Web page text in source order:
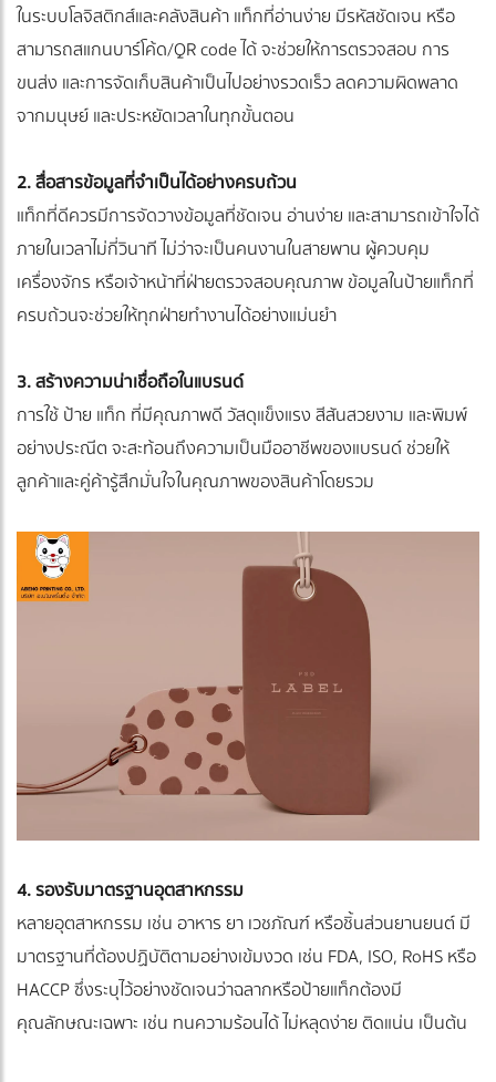
ในระบบโลจิสติกส์และคลังสินค้า แท็กที่อ่านง่าย มีรหัสชัดเจน หรือ
สามารถสแกนบาร์โค้ด/QR code ได้ จะช่วยให้การตรวจสอบ การ
ขนส่ง และการจัดเก็บสินค้าเป็นไปอย่างรวดเร็ว ลดความผิดพลาด
จากมนุษย์ และประหยัดเวลาในทุกขั้นตอน
2. สื่อสารข้อมูลที่จำเป็นได้อย่างครบถ้วน
แท็กที่ดีควรมีการจัดวางข้อมูลที่ชัดเจน อ่านง่าย และสามารถเข้าใจได้
ภายในเวลาไม่กี่วินาที ไม่ว่าจะเป็นคนงานในสายพาน ผู้ควบคุม
เครื่องจักร หรือเจ้าหน้าที่ฝ่ายตรวจสอบคุณภาพ ข้อมูลในป้ายแท็กที่
ครบถ้วนจะช่วยให้ทุกฝ่ายทำงานได้อย่างแม่นยำ
3. สร้างความน่าเชื่อถือในแบรนด์
การใช้ ป้าย แท็ก ที่มีคุณภาพดี วัสดุแข็งแรง สีสันสวยงาม และพิมพ์
อย่างประณีต จะสะท้อนถึงความเป็นมืออาชีพของแบรนด์ ช่วยให้
ลูกค้าและคู่ค้ารู้สึกมั่นใจในคุณภาพของสินค้าโดยรวม
4. รองรับมาตรฐานอุตสาหกรรม
หลายอุตสาหกรรม เช่น อาหาร ยา เวชภัณฑ์ หรือชิ้นส่วนยานยนต์ มี
มาตรฐานที่ต้องปฏิบัติตามอย่างเข้มงวด เช่น FDA, ISO, RoHS หรือ
HACCP ซึ่งระบุไว้อย่างชัดเจนว่าฉลากหรือป้ายแท็กต้องมี
คุณลักษณะเฉพาะ เช่น ทนความร้อนได้ ไม่หลุดง่าย ติดแน่น เป็นต้น